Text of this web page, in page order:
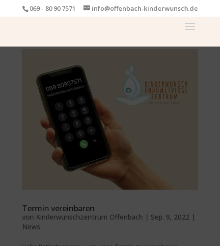
069 - 80 90 7571 info@offenbach-kinderwunsch.de
Termin vereinbaren
von Kinderwunschzentrum Offenbach | Sep. 9, 2022 |
News